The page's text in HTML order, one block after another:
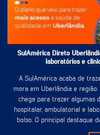
SulAmérica Direto
laboratórios e
A SulAmérica acaba de
mora em Uberlândia e
chega para trazer algumas
hospitalar, ambulatorial e
bolso. O principal destaque